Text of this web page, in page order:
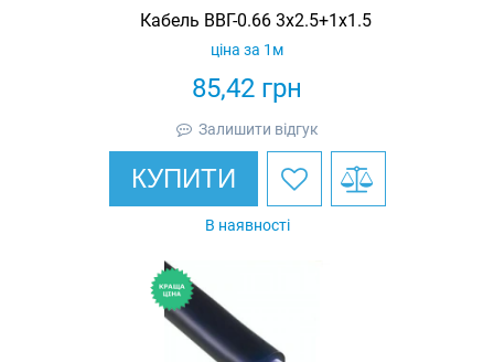
Кабель ВВГ-0.66 3х2.5+1х1.5
85,42 грн
ціна за 1м
Залишити відгук
КУПИТИ
В наявності